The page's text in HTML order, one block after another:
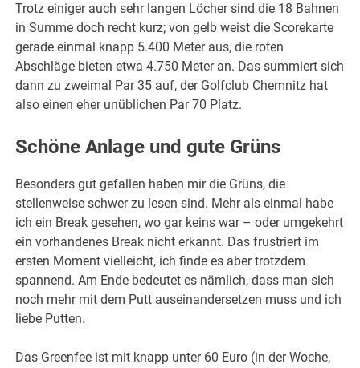
Trotz einiger auch sehr langen Löcher sind die 18 Bahnen
in Summe doch recht kurz; von gelb weist die Scorekarte
gerade einmal knapp 5.400 Meter aus, die roten
Abschläge bieten etwa 4.750 Meter an. Das summiert sich
dann zu zweimal Par 35 auf, der Golfclub Chemnitz hat
also einen eher unüblichen Par 70 Platz.
Schöne Anlage und gute Grüns
Besonders gut gefallen haben mir die Grüns, die
stellenweise schwer zu lesen sind. Mehr als einmal habe
ich ein Break gesehen, wo gar keins war – oder umgekehrt
ein vorhandenes Break nicht erkannt. Das frustriert im
ersten Moment vielleicht, ich finde es aber trotzdem
spannend. Am Ende bedeutet es nämlich, dass man sich
noch mehr mit dem Putt auseinandersetzen muss und ich
liebe Putten.
Das Greenfee ist mit knapp unter 60 Euro (in der Woche,